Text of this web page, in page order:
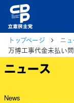
トップページ
ニュ
万博工事代金未払い
ニュース
News